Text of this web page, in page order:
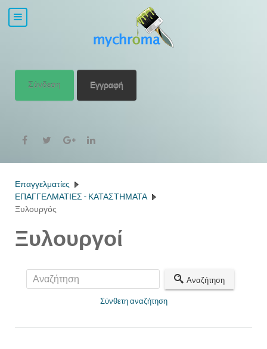
Σύνδεση Εγγραφή
Επαγγελματίες
ΕΠΑΓΓΕΛΜΑΤΙΕΣ - ΚΑΤΑΣΤΗΜΑΤΑ
Ξυλουργός
Ξυλουργοί
Αναζήτηση
Σύνθετη αναζήτηση